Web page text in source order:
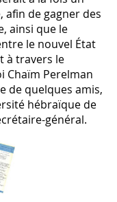
afin de gagner des
ainsi que le
le nouvel État
à travers le
Chaïm Perelman
de quelques amis,
hébraïque de
général.